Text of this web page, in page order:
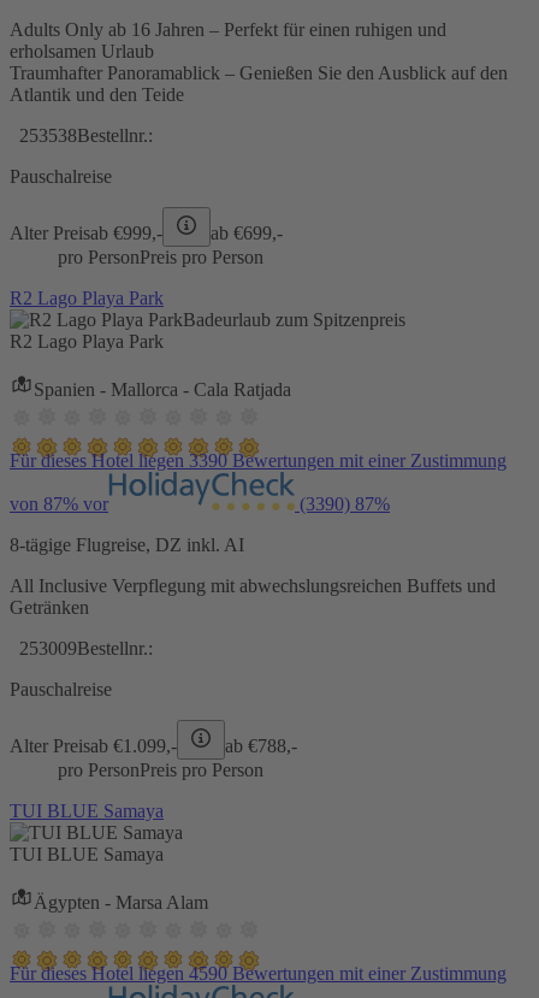
Adults Only ab 16 Jahren – Perfekt für einen ruhigen und
erholsamen Urlaub
Traumhafter Panoramablick – Genießen Sie den Ausblick auf den
Atlantik und den Teide
253538Bestellnr.:
Pauschalreise
Alter Preisab €999,- ab €699,-
pro PersonPreis pro Person
R2 Lago Playa Park
Badeurlaub zum Spitzenpreis
R2 Lago Playa Park
Spanien - Mallorca - Cala Ratjada
Für dieses Hotel liegen 3390 Bewertungen mit einer Zustimmung
von 87% vor (3390) 87%
8-tägige Flugreise, DZ inkl. AI
All Inclusive Verpflegung mit abwechslungsreichen Buffets und
Getränken
253009Bestellnr.:
Pauschalreise
Alter Preisab €1.099,- ab €788,-
pro PersonPreis pro Person
TUI BLUE Samaya
TUI BLUE Samaya
Ägypten - Marsa Alam
Für dieses Hotel liegen 4590 Bewertungen mit einer Zustimmung